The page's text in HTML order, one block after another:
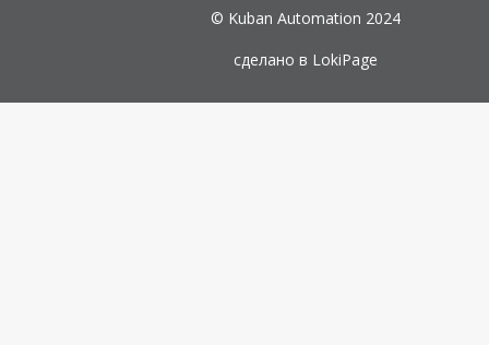
© Kuban Automation 2024
сделано в LokiPage